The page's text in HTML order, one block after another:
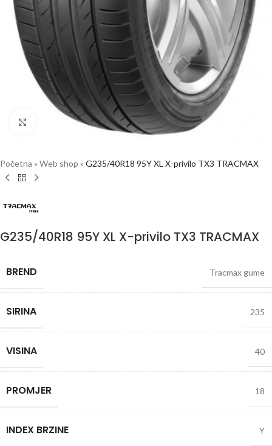
Click to enlarge
Početna » Web shop » G235/40R18 95Y XL X-privilo TX3 TRACMAX
G235/40R18 95Y XL X-privilo TX3 TRACMAX
BREND Tracmax gume
SIRINA 235
VISINA 40
PROMJER 18
INDEX BRZINE Y